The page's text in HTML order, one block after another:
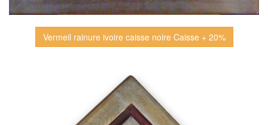
Vermeil rainure ivoire caisse noire Caisse + 20%